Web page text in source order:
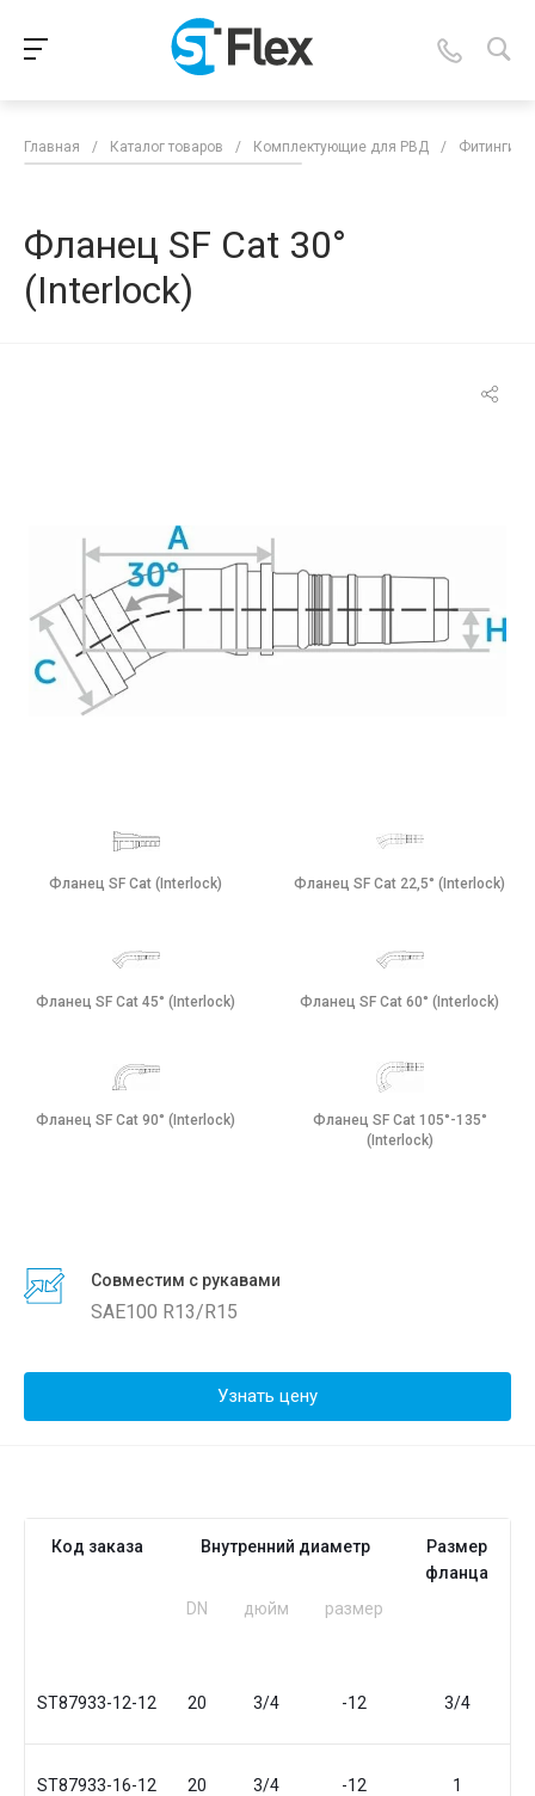
Главная / Каталог товаров / Комплектующие для РВД / Фитинги
Фланец SF Cat 30°
(Interlock)
Фланец SF Cat (Interlock) Фланец SF Cat 22,5° (Interlock)
Фланец SF Cat 45° (Interlock) Фланец SF Cat 60° (Interlock)
Фланец SF Cat 90° (Interlock)
Фланец SF Cat 105°-135°
(Interlock)
Совместим с рукавами
SAE100 R13/R15
Узнать цену
Код заказа Внутренний диаметр
Размер
фланца
DN
дюйм размер
ST87933-12-12 20 3/4 -12 3/4
ST87933-16-12 20 3/4 -12 1